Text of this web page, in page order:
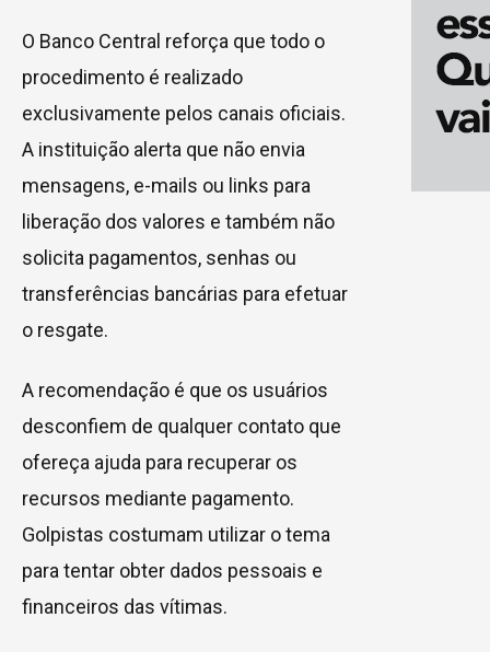
O Banco Central reforça que todo o
procedimento é realizado
exclusivamente pelos canais oficiais.
A instituição alerta que não envia
mensagens, e-mails ou links para
liberação dos valores e também não
solicita pagamentos, senhas ou
transferências bancárias para efetuar
o resgate.
A recomendação é que os usuários
desconfiem de qualquer contato que
ofereça ajuda para recuperar os
recursos mediante pagamento.
Golpistas costumam utilizar o tema
para tentar obter dados pessoais e
financeiros das vítimas.